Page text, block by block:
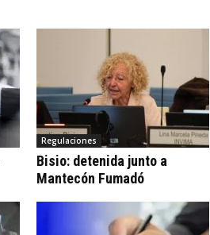
Regulaciones
Bisio: detenida junto a
Mantecón Fumadó